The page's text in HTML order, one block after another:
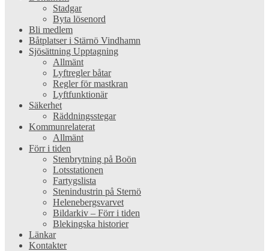
Stadgar
Byta lösenord
Bli medlem
Båtplatser i Stärnö Vindhamn
Sjösättning Upptagning
Allmänt
Lyftregler båtar
Regler för mastkran
Lyftfunktionär
Säkerhet
Räddningsstegar
Kommunrelaterat
Allmänt
Förr i tiden
Stenbrytning på Boön
Lotsstationen
Fartygslista
Stenindustrin på Sternö
Helenebergsvarvet
Bildarkiv – Förr i tiden
Blekingska historier
Länkar
Kontakter